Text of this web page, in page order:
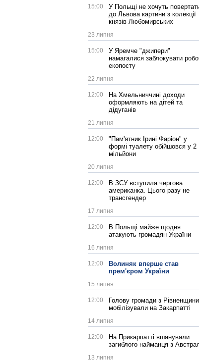
15:00
У Польщі не хочуть
до Львова картини з колекції
князів Любомирських
23 липня
15:00
У Яремче "джипери"
намагалися заблокувати
екопосту
22 липня
12:00
На Хмельниччині доходи
оформляють на дітей та
дідуганів
21 липня
12:00
"Пам'ятник Ірині Фаріон" у
формі туалету обійшовся у 2
мільйони
20 липня
12:00
В ЗСУ вступила чергова
американка. Цього разу не
трансгендер
17 липня
12:00
В Польщі майже щодня
атакують громадян України
16 липня
12:00
Волиняк вперше став
прем'єром України
15 липня
12:00
Голову громади з Рівненщини
мобілізували на Закарпатті
14 липня
12:00
На Прикарпатті вшанували
загиблого найманця з
13 липня